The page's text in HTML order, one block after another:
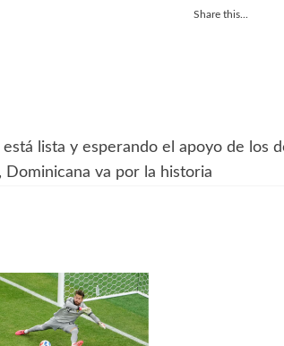
Share this...
está lista y esperando el apoyo de los
Dominicana va por la historia